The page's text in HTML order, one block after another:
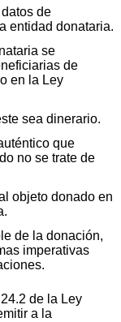
de
entidad donataria.
se
de
en la Ley
sea dinerario.
que
no se trate de
objeto donado en
de la donación,
imperativas
de la Ley
a la